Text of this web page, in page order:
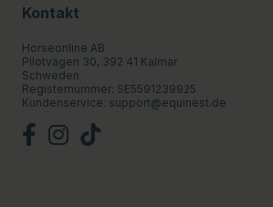
Kontakt
Horseonline AB
Pilotvägen 30, 392 41 Kalmar
Schweden
Registernummer: SE5591239925
Kundenservice: support@equinest.de